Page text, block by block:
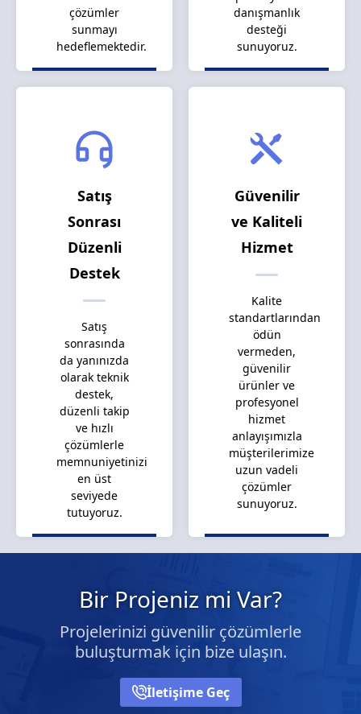
çözümler
sunmayı
hedeflemektedir.
danışmanlık
desteği
sunuyoruz.
Satış
Sonrası
Düzenli
Destek
Satış
sonrasında
da yanınızda
olarak teknik
destek,
düzenli takip
ve hızlı
çözümlerle
memnuniyetinizi
en üst
seviyede
tutuyoruz.
Güvenilir
ve Kaliteli
Hizmet
Kalite
standartlarından
ödün
vermeden,
güvenilir
ürünler ve
profesyonel
hizmet
anlayışımızla
müşterilerimize
uzun vadeli
çözümler
sunuyoruz.
Bir Projeniz mi Var?
Projelerinizi güvenilir çözümlerle
buluşturmak için bize ulaşın.
İletişime Geç